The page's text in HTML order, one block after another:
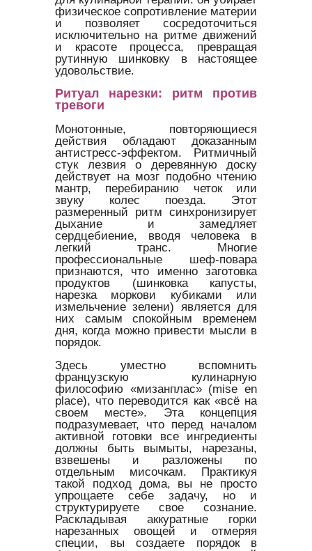
физическое сопротивление материи
и позволяет сосредоточиться
исключительно на ритме движений
и красоте процесса, превращая
рутинную шинковку в настоящее
удовольствие.
Ритуал нарезки: ритм против
тревоги
Монотонные, повторяющиеся
действия обладают доказанным
антистресс-эффектом. Ритмичный
стук лезвия о деревянную доску
действует на мозг подобно чтению
мантр, перебиранию четок или
звуку колес поезда. Этот
размеренный ритм синхронизирует
дыхание и замедляет
сердцебиение, вводя человека в
легкий транс. Многие
профессиональные шеф-повара
признаются, что именно заготовка
продуктов (шинковка капусты,
нарезка моркови кубиками или
измельчение зелени) является для
них самым спокойным временем
дня, когда можно привести мысли в
порядок.
Здесь уместно вспомнить
французскую кулинарную
философию «мизанплас» (mise en
place), что переводится как «всё на
своем месте». Эта концепция
подразумевает, что перед началом
активной готовки все ингредиенты
должны быть вымыты, нарезаны,
взвешены и разложены по
отдельным мисочкам. Практикуя
такой подход дома, вы не просто
упрощаете себе задачу, но и
структурируете свое сознание.
Раскладывая аккуратные горки
нарезанных овощей и отмеряя
специи, вы создаете порядок в